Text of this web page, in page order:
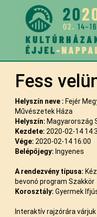
Fess
Helyszín neve : Fejér
Művészetek Háza
Helyszín: Magyarország
Kezdete: 2020-02-14
Vége: 2020-02-14 16:00
Belépőjegy: Ingyenes
A rendezvény típusa:
bevonó program Szakkör
Korosztály: Gyermek
Interaktív rajzórára